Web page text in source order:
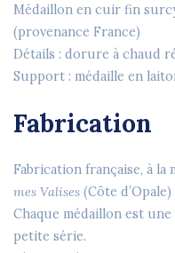
Médaillon en cuir fin
(provenance France)
Détails : dorure à chaud
Support : médaille en
Fabrication
Fabrication française, à la
mes Valises (Côte d’Opale)
Chaque médaillon est
petite série.